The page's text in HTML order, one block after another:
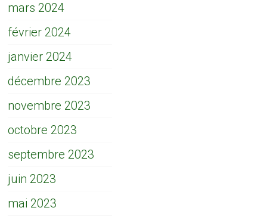
mars 2024
février 2024
janvier 2024
décembre 2023
novembre 2023
octobre 2023
septembre 2023
juin 2023
mai 2023